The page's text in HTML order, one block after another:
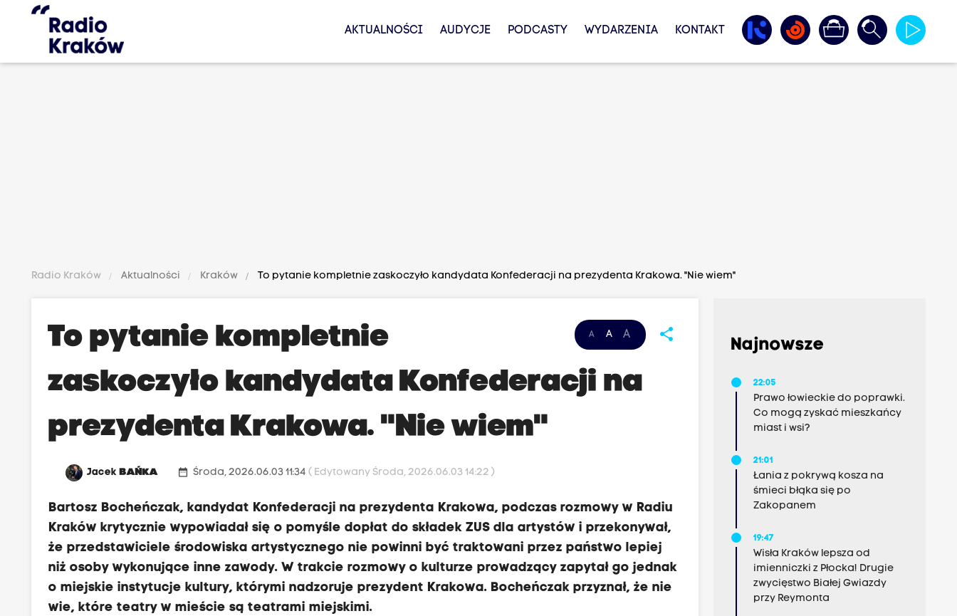
AKTUALNOŚCI AUDYCJE PODCASTY WYDARZENIA KONTAKT
Radio Kraków Aktualności Kraków To pytanie kompletnie zaskoczyło kandydata Konfederacji na prezydenta Krakowa. "Nie wiem"
A A A share
To pytanie kompletnie
zaskoczyło kandydata Konfederacji na
prezydenta Krakowa. "Nie wiem"
JacekBAŃKA date_range Środa, 2026.06.03 11:34( Edytowany Środa, 2026.06.03 14:22 )
Bartosz Bocheńczak, kandydat Konfederacji na prezydenta Krakowa, podczas rozmowy w Radiu
Kraków krytycznie wypowiadał się o pomyśle dopłat do składek ZUS dla artystów i przekonywał,
że przedstawiciele środowiska artystycznego nie powinni być traktowani przez państwo lepiej
niż osoby wykonujące inne zawody. W trakcie rozmowy o kulturze prowadzący zapytał go jednak
o miejskie instytucje kultury, którymi nadzoruje prezydent Krakowa. Bocheńczak przyznał, że nie
wie, które teatry w mieście są teatrami miejskimi.
Najnowsze
22:05
Prawo łowieckie do poprawki.
Co mogą zyskać mieszkańcy
miast i wsi?
21:01
Łania z pokrywą kosza na
śmieci błąka się po
Zakopanem
19:47
Wisła Kraków lepsza od
imienniczki z Płocka! Drugie
zwycięstwo Białej Gwiazdy
przy Reymonta